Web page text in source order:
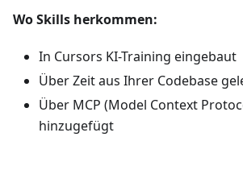
Wo Skills herkommen:
In Cursors KI-Training eingebaut
Über Zeit aus Ihrer Codebase
Über MCP (Model Context
hinzugefügt